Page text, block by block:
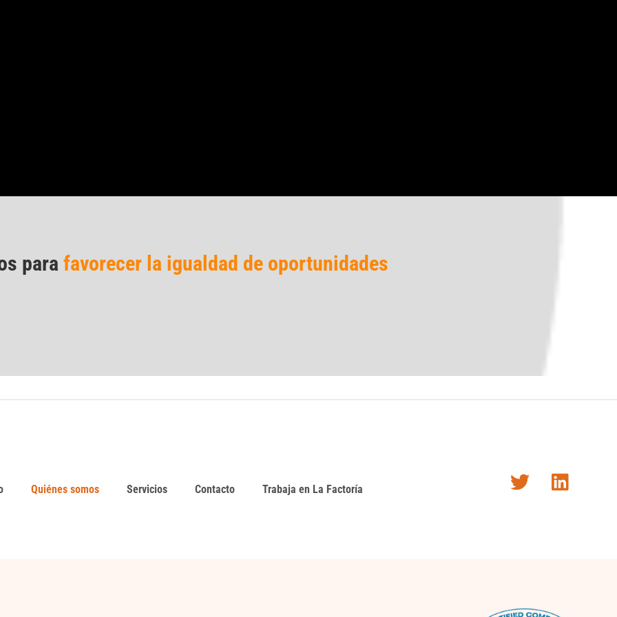
para favorecer la igualdad de oportunidades
Quiénes somos Servicios Contacto Trabaja en La Factoría
Twitter